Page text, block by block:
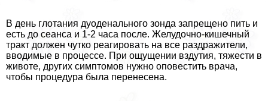
В день глотания дуоденального зонда запрещено пить и
есть до сеанса и 1-2 часа после. Желудочно-кишечный
тpaкт должен чутко реагировать на все раздражители,
вводимые в процессе. При ощущении вздутия, тяжести в
животе, других симптомов нужно оповестить врача,
чтобы процедypa была перенесена.